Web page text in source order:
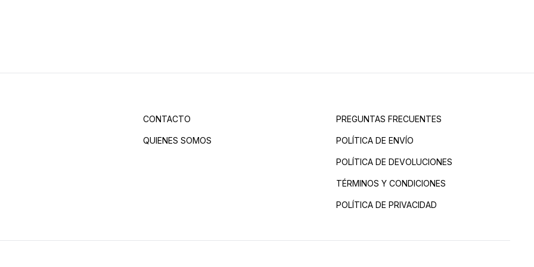
CONTACTO
QUIENES SOMOS
PREGUNTAS FRECUENTES
POLÍTICA DE ENVÍO
POLÍTICA DE DEVOLUCIONES
TÉRMINOS Y CONDICIONES
POLÍTICA DE PRIVACIDAD